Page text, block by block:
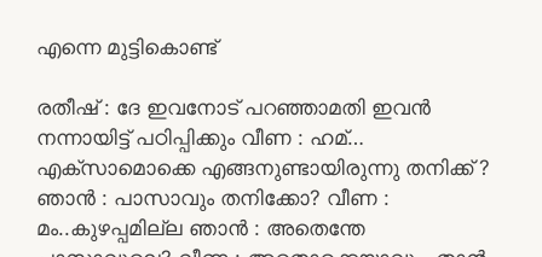
എന്നെ മുട്ടികൊണ്ട്
രതീഷ് : ദേ ഇവനോട് പറഞ്ഞാമതി ഇവൻ
നന്നായിട്ട് പഠിപ്പിക്കും വീണ : ഹമ്…
എക്സാമൊക്കെ എങ്ങനുണ്ടായിരുന്നു തനിക്ക് ?
ഞാൻ : പാസാവും തനിക്കോ? വീണ :
മം..കുഴപ്പമില്ല ഞാൻ : അതെന്തേ